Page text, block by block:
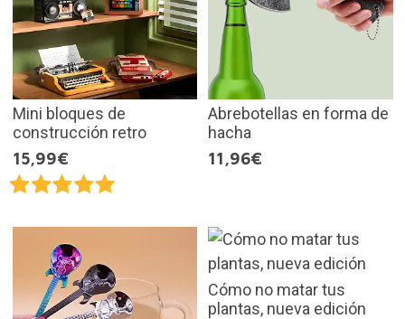
Mini bloques de
construcción retro
15,99€
Abrebotellas en forma de
hacha
11,96€
Cómo no matar tus
plantas, nueva edición